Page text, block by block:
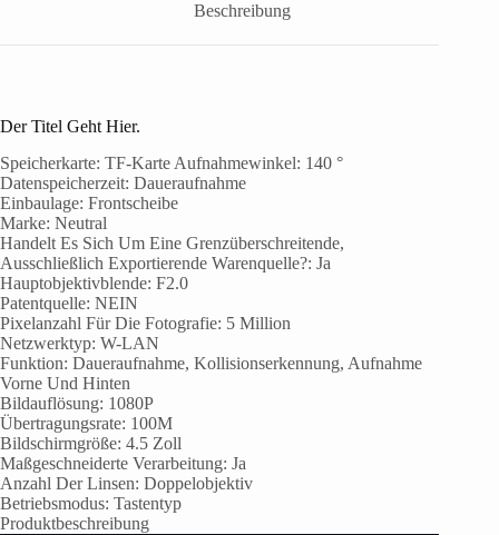
Beschreibung
Der Titel Geht Hier.
Speicherkarte: TF-Karte Aufnahmewinkel: 140 °
Datenspeicherzeit: Daueraufnahme
Einbaulage: Frontscheibe
Marke: Neutral
Handelt Es Sich Um Eine Grenzüberschreitende,
Ausschließlich Exportierende Warenquelle?: Ja
Hauptobjektivblende: F2.0
Patentquelle: NEIN
Pixelanzahl Für Die Fotografie: 5 Million
Netzwerktyp: W-LAN
Funktion: Daueraufnahme, Kollisionserkennung, Aufnahme
Vorne Und Hinten
Bildauflösung: 1080P
Übertragungsrate: 100M
Bildschirmgröße: 4.5 Zoll
Maßgeschneiderte Verarbeitung: Ja
Anzahl Der Linsen: Doppelobjektiv
Betriebsmodus: Tastentyp
Produktbeschreibung